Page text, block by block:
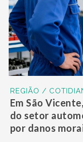
REGIÃO /
Em São
do setor
por danos